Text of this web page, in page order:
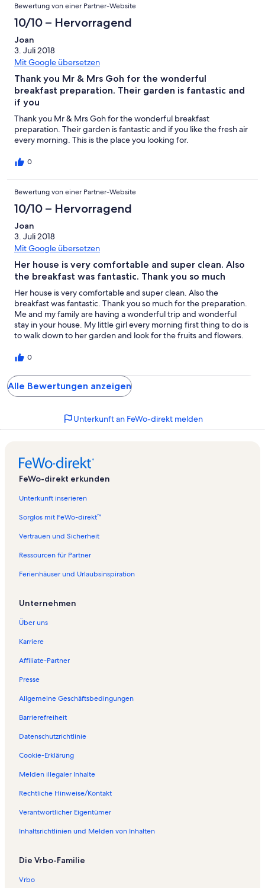
Bewertung von einer Partner-Website
10/10 – Hervorragend
Joan
3. Juli 2018
Mit Google übersetzen
Thank you Mr & Mrs Goh for the wonderful
breakfast preparation. Their garden is fantastic and
if you
Thank you Mr & Mrs Goh for the wonderful breakfast
preparation. Their garden is fantastic and if you like the fresh air
every morning. This is the place you looking for.
0
Bewertung von einer Partner-Website
10/10 – Hervorragend
Joan
3. Juli 2018
Mit Google übersetzen
Her house is very comfortable and super clean. Also
the breakfast was fantastic. Thank you so much
Her house is very comfortable and super clean. Also the
breakfast was fantastic. Thank you so much for the preparation.
Me and my family are having a wonderful trip and wonderful
stay in your house. My little girl every morning first thing to do is
to walk down to her garden and look for the fruits and flowers.
0
Alle Bewertungen anzeigen
Unterkunft an FeWo-direkt melden
FeWo-direkt erkunden
Unterkunft inserieren
Sorglos mit FeWo-direkt™
Vertrauen und Sicherheit
Ressourcen für Partner
Ferienhäuser und Urlaubsinspiration
Unternehmen
Über uns
Karriere
Affiliate-Partner
Presse
Allgemeine Geschäftsbedingungen
Barrierefreiheit
Datenschutzrichtlinie
Cookie-Erklärung
Melden illegaler Inhalte
Rechtliche Hinweise/Kontakt
Verantwortlicher Eigentümer
Inhaltsrichtlinien und Melden von Inhalten
Die Vrbo-Familie
Vrbo